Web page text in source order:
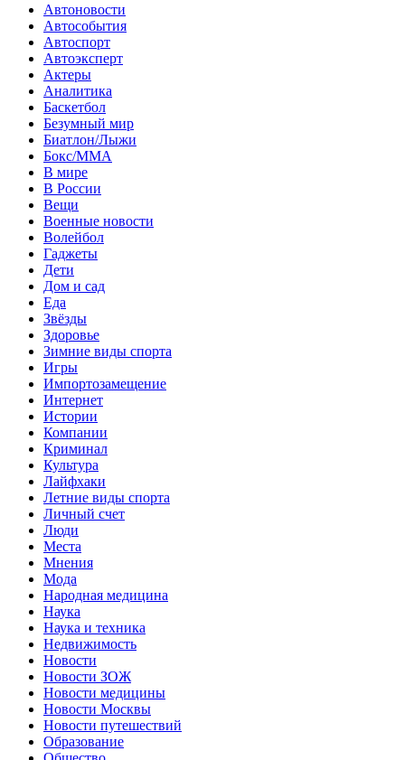
Автоновости
Автособытия
Автоспорт
Автоэксперт
Актеры
Аналитика
Баскетбол
Безумный мир
Биатлон/Лыжи
Бокс/MMA
В мире
В России
Вещи
Военные новости
Волейбол
Гаджеты
Дети
Дом и сад
Еда
Звёзды
Здоровье
Зимние виды спорта
Игры
Импортозамещение
Интернет
Истории
Компании
Криминал
Культура
Лайфхаки
Летние виды спорта
Личный счет
Люди
Места
Мнения
Мода
Народная медицина
Наука
Наука и техника
Недвижимость
Новости
Новости ЗОЖ
Новости медицины
Новости Москвы
Новости путешествий
Образование